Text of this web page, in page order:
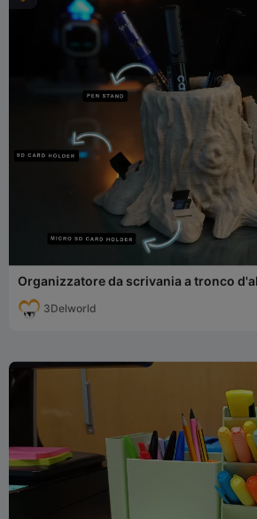
Organizzatore da scrivania a tronco
3Delworld